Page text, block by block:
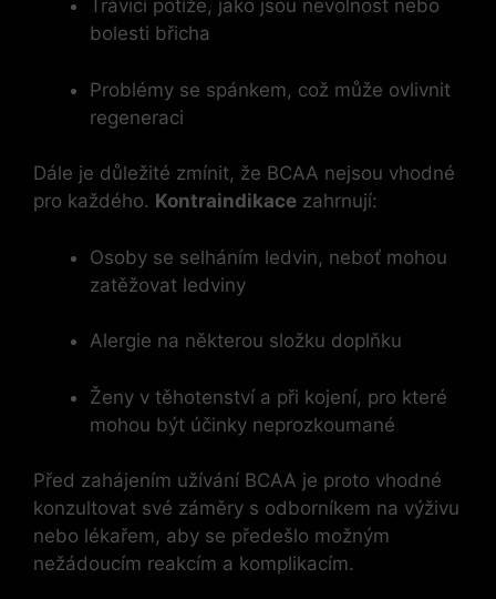
Trávicí potíže, jako jsou nevolnost nebo
bolesti břicha
Problémy se spánkem, což může ovlivnit
regeneraci
Dále je důležité zmínit, že BCAA nejsou vhodné
pro každého. Kontraindikace zahrnují:
Osoby se selháním ledvin, neboť mohou
zatěžovat ledviny
Alergie na některou složku doplňku
Ženy v těhotenství a při kojení, pro které
mohou být účinky neprozkoumané
Před zahájením užívání BCAA je proto vhodné
konzultovat své záměry s odborníkem na výživu
nebo lékařem, aby se předešlo možným
nežádoucím reakcím a komplikacím.